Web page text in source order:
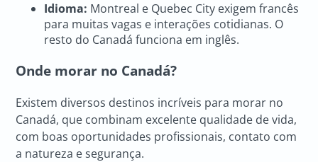
Idioma: Montreal e Quebec City exigem francês
para muitas vagas e interações cotidianas. O
resto do Canadá funciona em inglês.
Onde morar no Canadá?
Existem diversos destinos incríveis para morar no
Canadá, que combinam excelente qualidade de vida,
com boas oportunidades profissionais, contato com
a natureza e segurança.